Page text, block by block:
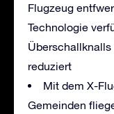
Flugzeug
Technologie
reduziert
Mit dem X-
Gemeinden